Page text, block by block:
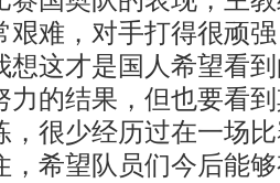
艰难，对手打得很顽
想这才是国人希望看
力的结果，但也要看
，很少经历过在一场
，希望队员们今后能